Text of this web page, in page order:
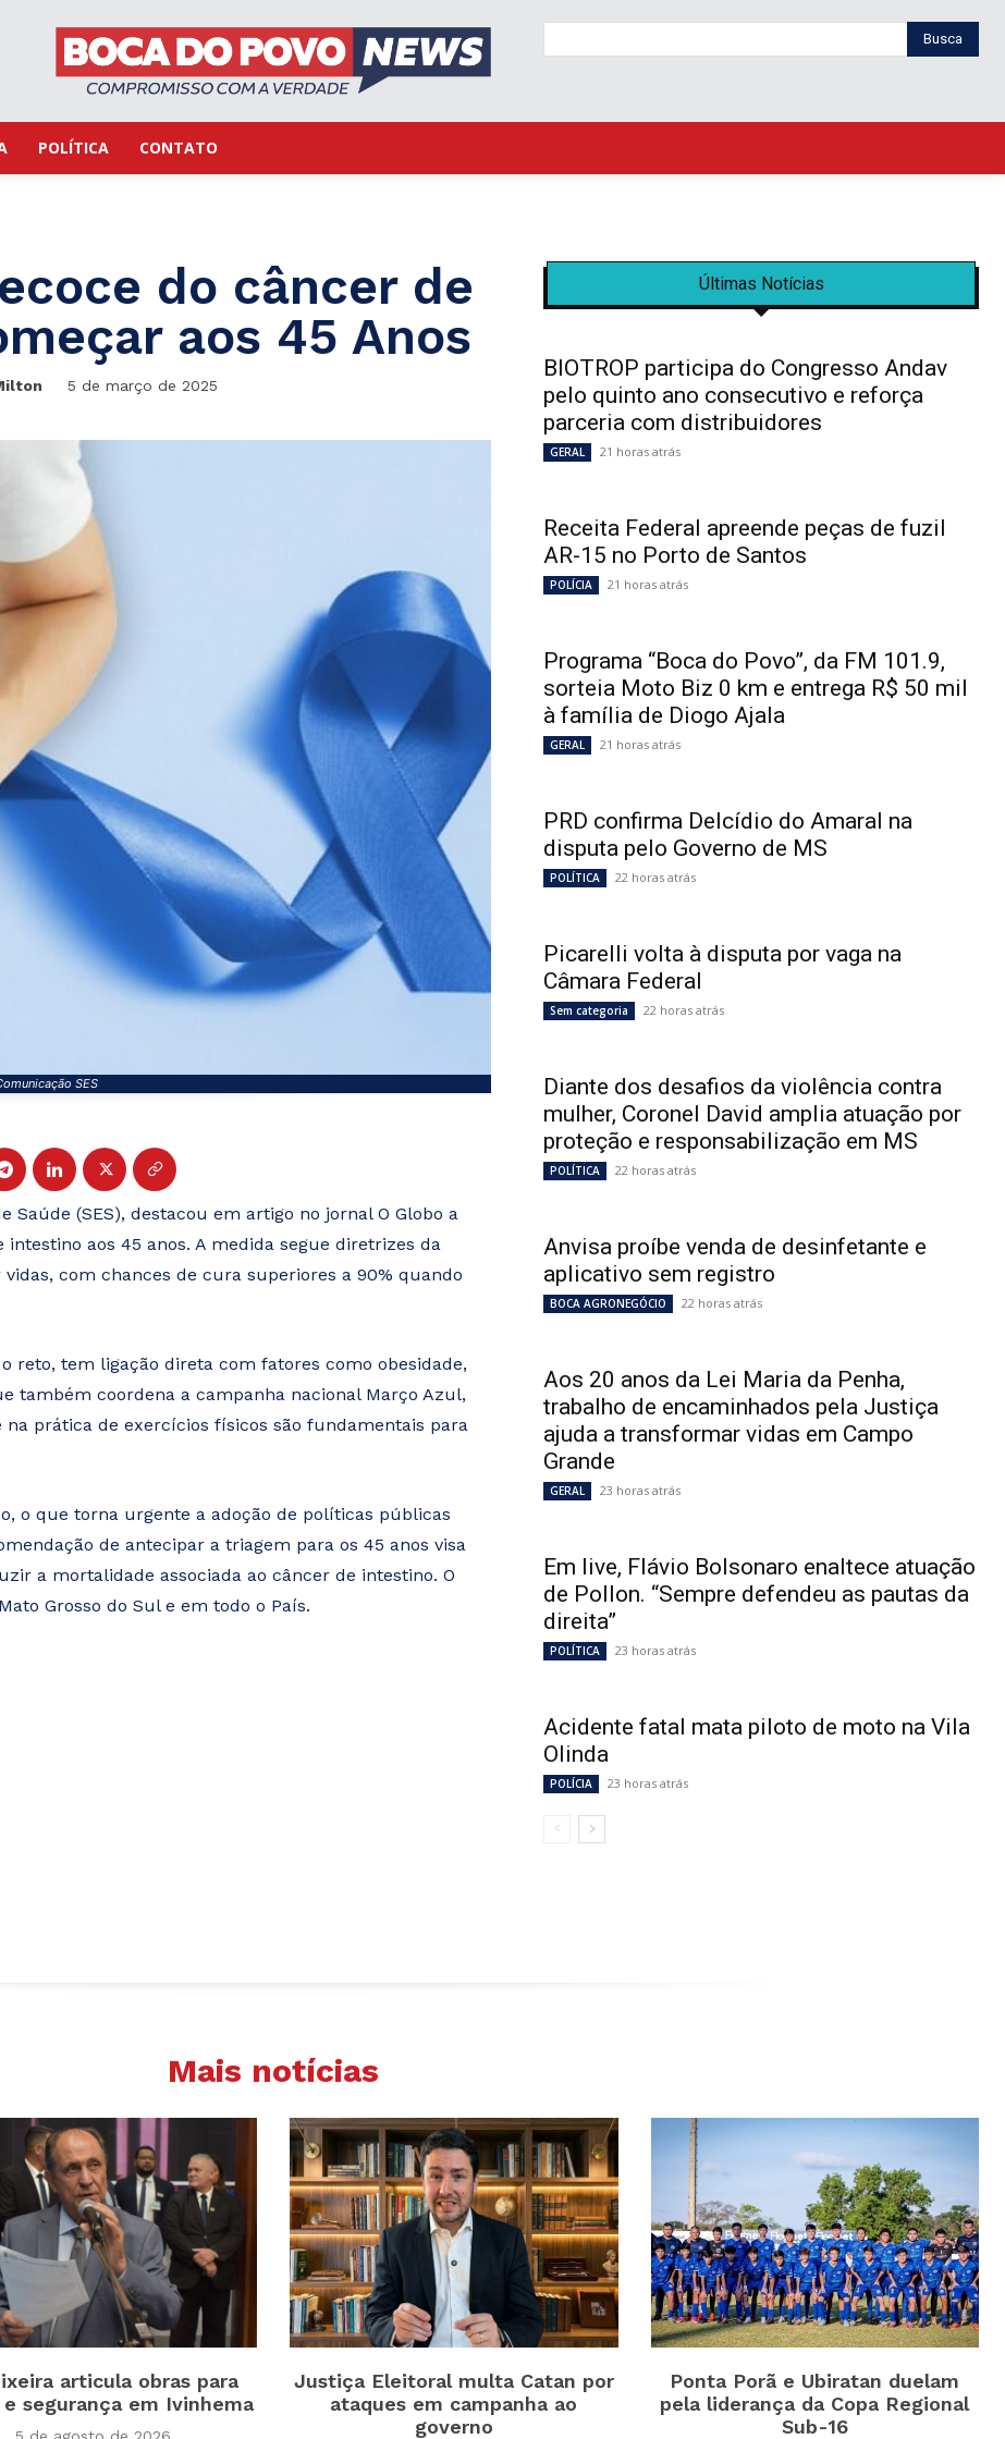
Busca
POLÍTICA CONTATO
do câncer de
aos 45 Anos
5 de março de 2025
SES
Saúde (SES), destacou em artigo no jornal O Globo a
aos 45 anos. A medida segue diretrizes da
com chances de cura superiores a 90% quando
reto, tem ligação direta com fatores como obesidade,
também coordena a campanha nacional Março Azul,
prática de exercícios físicos são fundamentais para
o que torna urgente a adoção de políticas públicas
de antecipar a triagem para os 45 anos visa
a mortalidade associada ao câncer de intestino. O
Grosso do Sul e em todo o País.
Últimas Notícias
BIOTROP participa do Congresso Andav
pelo quinto ano consecutivo e reforça
parceria com distribuidores
GERAL 21 horas atrás
Receita Federal apreende peças de fuzil
AR-15 no Porto de Santos
POLÍCIA 21 horas atrás
Programa “Boca do Povo”, da FM 101.9,
sorteia Moto Biz 0 km e entrega R$ 50 mil
à família de Diogo Ajala
GERAL 21 horas atrás
PRD confirma Delcídio do Amaral na
disputa pelo Governo de MS
POLÍTICA 22 horas atrás
Picarelli volta à disputa por vaga na
Câmara Federal
Sem categoria 22 horas atrás
Diante dos desafios da violência contra
mulher, Coronel David amplia atuação por
proteção e responsabilização em MS
POLÍTICA 22 horas atrás
Anvisa proíbe venda de desinfetante e
aplicativo sem registro
BOCA AGRONEGÓCIO 22 horas atrás
Aos 20 anos da Lei Maria da Penha,
trabalho de encaminhados pela Justiça
ajuda a transformar vidas em Campo
Grande
GERAL 23 horas atrás
Em live, Flávio Bolsonaro enaltece atuação
de Pollon. “Sempre defendeu as pautas da
direita”
POLÍTICA 23 horas atrás
Acidente fatal mata piloto de moto na Vila
Olinda
POLÍCIA 23 horas atrás
Mais notícias
articula obras para
e segurança em Ivinhema
Justiça Eleitoral multa Catan por
ataques em campanha ao
governo
Ponta Porã e Ubiratan duelam
pela liderança da Copa Regional
Sub-16